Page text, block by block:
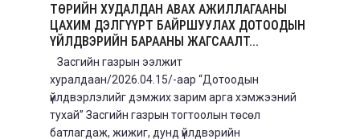
ТӨРИЙН ХУДАЛДАН АВАХ АЖИЛЛАГААНЫ
ЦАХИМ ДЭЛГҮҮРТ БАЙРШУУЛАХ ДОТООДЫН
ҮЙЛДВЭРИЙН БАРААНЫ ЖАГСААЛТ...
Засгийн газрын ээлжит
хуралдаан/2026.04.15/-аар “Дотоодын
үйлдвэрлэлийг дэмжих зарим арга хэмжээний
тухай” Засгийн газрын тогтоолын төсөл
батлагдаж, жижиг, дунд үйлдвэрийн